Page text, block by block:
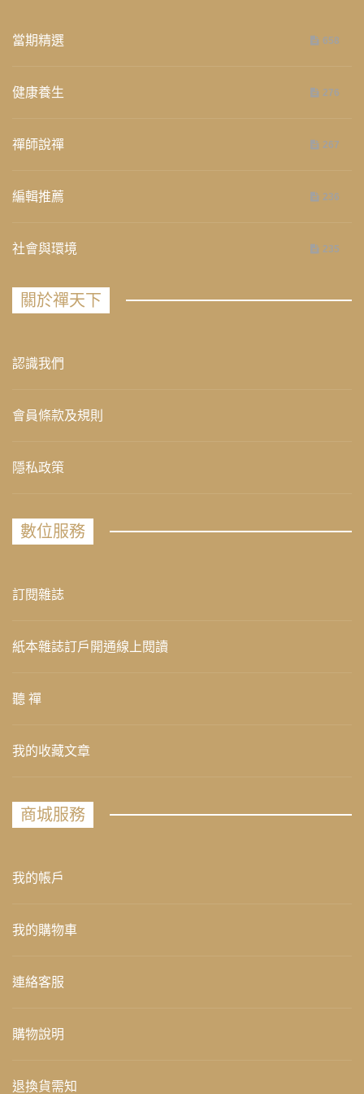
當期精選 658
健康養生 276
禪師說禪 267
編輯推薦 236
社會與環境 235
關於禪天下
認識我們
會員條款及規則
隱私政策
數位服務
訂閱雜誌
紙本雜誌訂戶開通線上閱讀
聽 禪
我的收藏文章
商城服務
我的帳戶
我的購物車
連絡客服
購物說明
退換貨需知